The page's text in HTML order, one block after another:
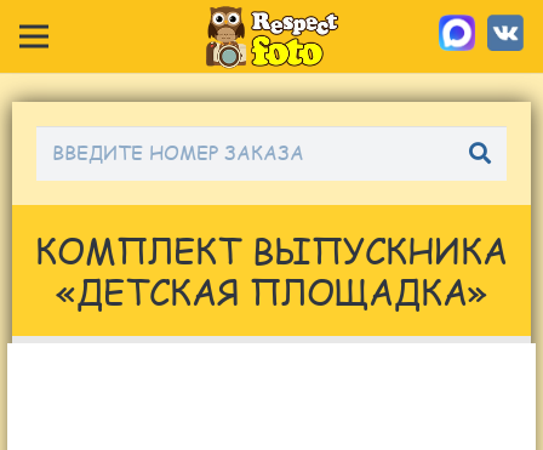
КОМПЛЕКТ ВЫПУСКНИКА
«ДЕТСКАЯ ПЛОЩАДКА»